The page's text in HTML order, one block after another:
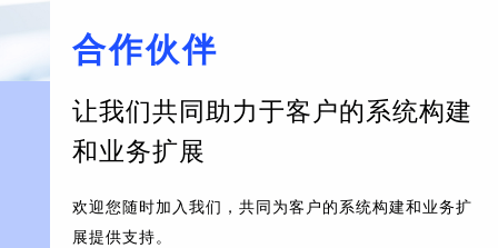
合作伙伴
让我们共同助力于客户的系统构建
和业务扩展
欢迎您随时加入我们，共同为客户的系统构建和业务扩
展提供支持。